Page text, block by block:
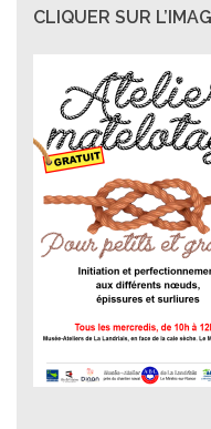
CLIQUER SUR